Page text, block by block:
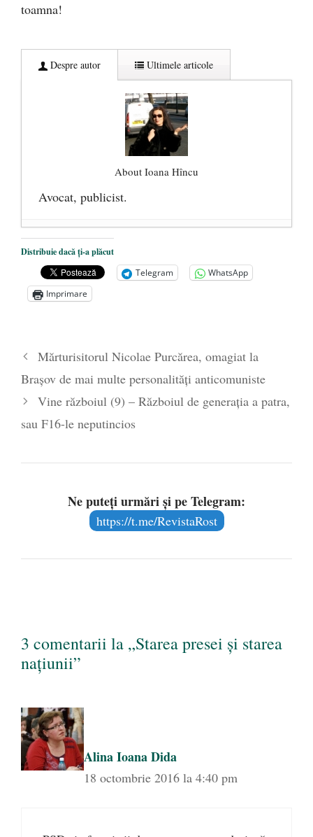
toamna!
Despre autor Ultimele articole
About Ioana Hîncu
Avocat, publicist.
Glume locale postelectorale
septembrie 2020
Cine răspunde pentru abuzurile, erorile
grave și ilegalitățile comise de guvern în
negre” împotriva lui Trump și a lumii
civilizate (I) - 3 iunie 2020
Distribuie dacă ți-a plăcut
Telegram
WhatsApp
Imprimare
Mărturisitorul Nicolae Purcărea, omagiat la
Brașov de mai multe personalități anticomuniste
Vine războiul (9) – Războiul de generaţia a patra,
sau F16-le neputincios
Ne puteți urmări și pe Telegram:
https://t.me/RevistaRost
3 comentarii la „Starea presei și starea
națiunii”
Alina Ioana Dida
18 octombrie 2016 la 4:40 pm